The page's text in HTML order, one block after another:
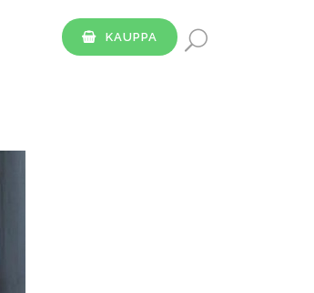
KAUPPA